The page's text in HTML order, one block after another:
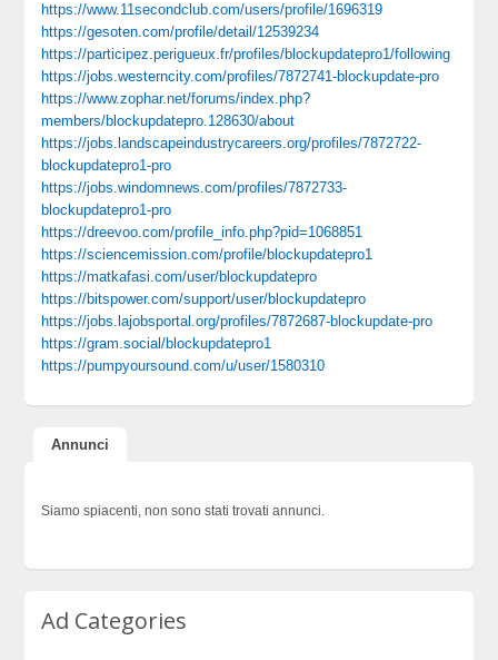
https://www.11secondclub.com/users/profile/1696319
https://gesoten.com/profile/detail/12539234
https://participez.perigueux.fr/profiles/blockupdatepro1/following
https://jobs.westerncity.com/profiles/7872741-blockupdate-pro
https://www.zophar.net/forums/index.php?
members/blockupdatepro.128630/about
https://jobs.landscapeindustrycareers.org/profiles/7872722-
blockupdatepro1-pro
https://jobs.windomnews.com/profiles/7872733-
blockupdatepro1-pro
https://dreevoo.com/profile_info.php?pid=1068851
https://sciencemission.com/profile/blockupdatepro1
https://matkafasi.com/user/blockupdatepro
https://bitspower.com/support/user/blockupdatepro
https://jobs.lajobsportal.org/profiles/7872687-blockupdate-pro
https://gram.social/blockupdatepro1
https://pumpyoursound.com/u/user/1580310
Annunci
Siamo spiacenti, non sono stati trovati annunci.
Ad Categories